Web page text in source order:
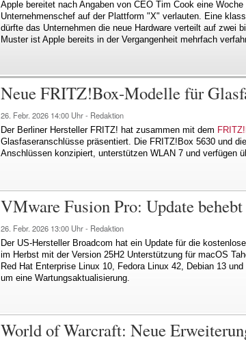
Apple bereitet nach Angaben von CEO Tim Cook eine
Unternehmenschef auf der Plattform "X" verlauten. Eine
dürfte das Unternehmen die neue Hardware verteilt auf zwei
Muster ist Apple bereits in der Vergangenheit mehrfach
Neue FRITZ!Box-Modelle für
26. Febr. 2026 14:00 Uhr - Redaktion
Der Berliner Hersteller FRITZ! hat zusammen mit dem
Glasfaseranschlüsse präsentiert. Die FRITZ!Box 5630 und
Anschlüssen konzipiert, unterstützen WLAN 7 und verfügen
VMware Fusion Pro: Update
26. Febr. 2026 13:00 Uhr - Redaktion
Der US-Hersteller Broadcom hat ein Update für die
im Herbst mit der Version 25H2 Unterstützung für macOS
Red Hat Enterprise Linux 10, Fedora Linux 42, Debian 13
um eine Wartungsaktualisierung.
World of Warcraft: Neue